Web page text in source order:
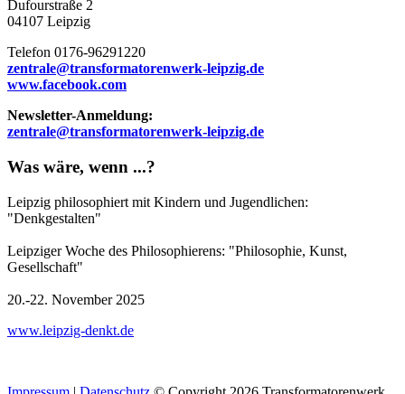
Dufourstraße 2
04107 Leipzig
Telefon 0176-96291220
zentrale@transformatorenwerk-leipzig.de
www.facebook.com
Newsletter-Anmeldung:
zentrale@transformatorenwerk-leipzig.de
Was wäre, wenn ...?
Leipzig philosophiert mit Kindern und Jugendlichen:
"Denkgestalten"
Leipziger Woche des Philosophierens: "Philosophie, Kunst,
Gesellschaft"
20.-22. November 2025
www.leipzig-denkt.de